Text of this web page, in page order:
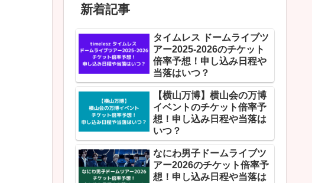
新着記事
タイムレス ドームライブツ
アー2025-2026のチケット
倍率予想！申し込み日程や
当落はいつ？
【横山万博】横山会の万博
イベントのチケット倍率予
想！申し込み日程や当落は
いつ？
なにわ男子ドームライブツ
アー2026のチケット倍率予
想！申し込み日程や当落は